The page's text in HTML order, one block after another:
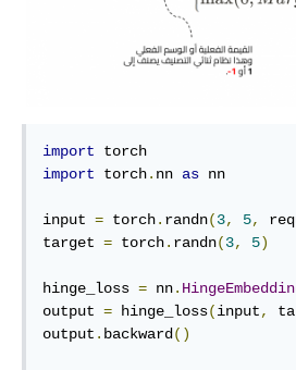
import
import torch. nn as nn
input = torch. randn(3, 5,
target = torch. randn(3, 5)
hinge_loss = nn.
output = hinge_loss(input,
output . backward()